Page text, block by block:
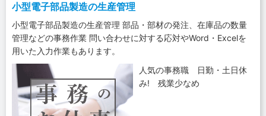
小型電子部品製造の生産管理
小型電子部品製造の生産管理 部品・部材の発注、在庫品の数量
管理などの事務作業 問い合わせに対する応対やWord・Excelを
用いた入力作業もあります。
人気の事務職 日勤・土日休
み! 残業少なめ